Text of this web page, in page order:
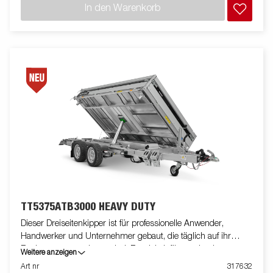
Seine Ladehöhe von nur 660 mm vereinfacht das Beladen,
Zurrpunkten, einer Pendelbordwand und LED-Leuchten
ausgestattet. Der Stahlboden des Anhängers, der sich aus
seiner robusten Rahmenkonstruktion ergibt, sorgt für maximale
Tragfähigkeit und Langlebigkeit und ist damit die perfekte
Lösung für den Transport schwerer Lasten und die
Unterstützung Ihrer Projekte. Passen Sie den Anhänger mit
Laubgitteraufsatz, Kastenaufsatz, einer Plane oder weiterem
Zubehör aus unserem umfangreichen Sortiment an Ihre
In den Warenkorb
TT5375ATB3000 HEAVY DUTY
Dieser Dreiseitenkipper ist für professionelle Anwender,
Handwerker und Unternehmer gebaut, die täglich auf ihr
Equipment angewiesen sind. Entwickelt für maximale
Haltbarkeit und Zuverlässigkeit, verfügt der Anhänger über
Weitere anzeigen
Art nr
317632